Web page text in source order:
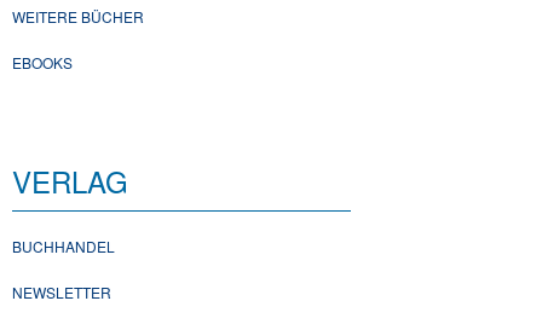
WEITERE BÜCHER
EBOOKS
VERLAG
BUCHHANDEL
NEWSLETTER